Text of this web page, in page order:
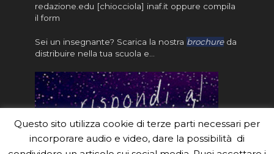
redazione.edu [chiocciola] inaf.it oppure compila
il form
Sei un insegnante? Scarica la nostra brochureda
distribuire nella tua scuola e…
Questo sito utilizza cookie di terze parti necessari per
incorporare audio e video, dare la possibilità di